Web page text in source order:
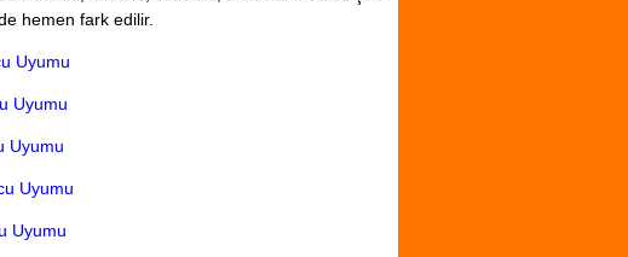
hemen fark edilir.
Uyumu
Uyumu
Uyumu
Uyumu
Uyumu